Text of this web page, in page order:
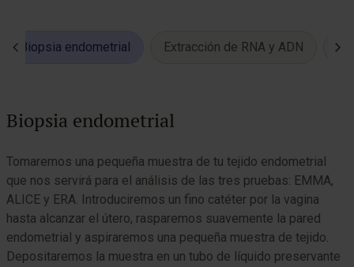
Biopsia endometrial Extracción de RNA y ADN
Biopsia endometrial
Tomaremos una pequeña muestra de tu tejido endometrial
que nos servirá para el análisis de las tres pruebas: EMMA,
ALICE y ERA. Introduciremos un fino catéter por la vagina
hasta alcanzar el útero, rasparemos suavemente la pared
endometrial y aspiraremos una pequeña muestra de tejido.
Depositaremos la muestra en un tubo de líquido preservante